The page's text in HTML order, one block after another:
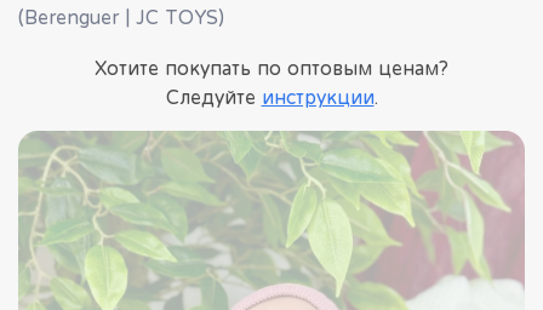
(Berenguer | JC TOYS)
Хотите покупать по оптовым ценам?
Следуйте инструкции.